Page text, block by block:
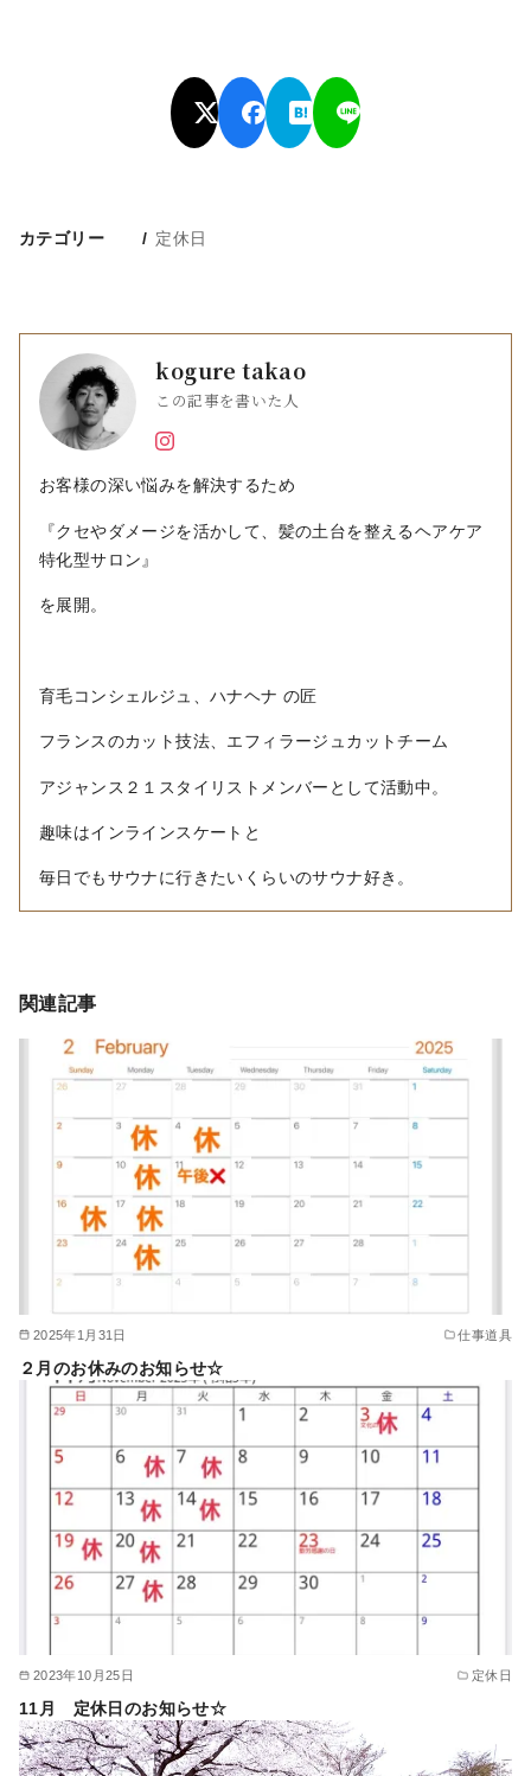
カテゴリー 定休日
kogure takao
この記事を書いた人
お客様の深い悩みを解決するため
『クセやダメージを活かして、髪の土台を整えるヘアケア
特化型サロン』
を展開。
育毛コンシェルジュ、ハナヘナ の匠
フランスのカット技法、エフィラージュカットチーム
アジャンス２１スタイリストメンバーとして活動中。
趣味はインラインスケートと
毎日でもサウナに行きたいくらいのサウナ好き。
関連記事
2025年1月31日 仕事道具
２月のお休みのお知らせ☆
2023年10月25日 定休日
11月 定休日のお知らせ☆